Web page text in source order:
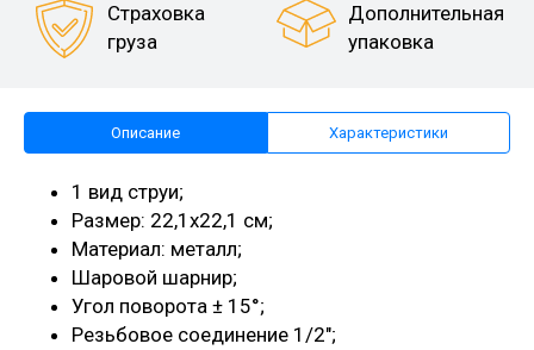
Страховка
груза
Дополнительная
упаковка
Описание Характеристики
1 вид струи;
Размер: 22,1x22,1 см;
Материал: металл;
Шаровой шарнир;
Угол поворота ± 15°;
Резьбовое соединение 1/2";